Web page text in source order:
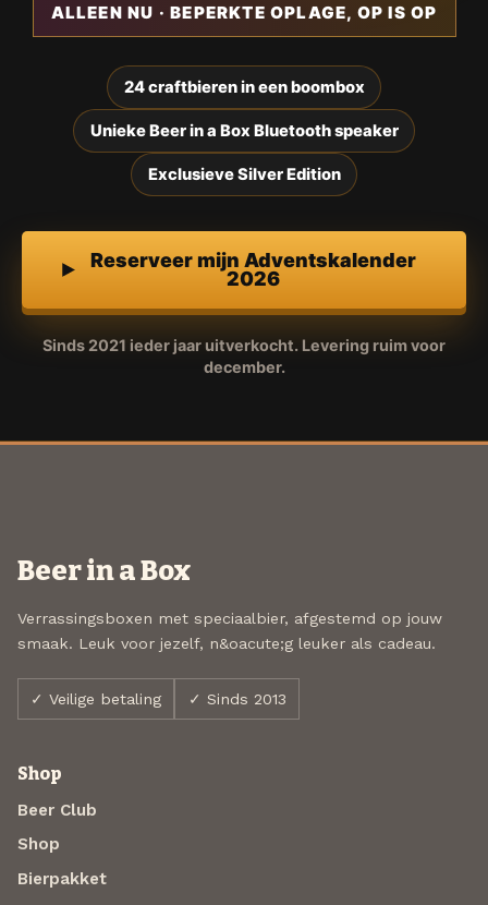
ALLEEN NU · BEPERKTE OPLAGE, OP IS OP
24 craftbieren in een boombox
Unieke Beer in a Box Bluetooth speaker
Exclusieve Silver Edition
Reserveer mijn Adventskalender
2026
Sinds 2021 ieder jaar uitverkocht. Levering ruim voor
december.
Beer in a Box
Verrassingsboxen met speciaalbier, afgestemd op jouw
smaak. Leuk voor jezelf, n&oacute;g leuker als cadeau.
✓ Veilige betaling ✓ Sinds 2013
Shop
Beer Club
Shop
Bierpakket